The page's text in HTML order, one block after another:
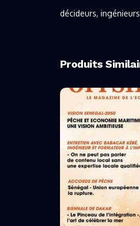
décideurs,
Produits